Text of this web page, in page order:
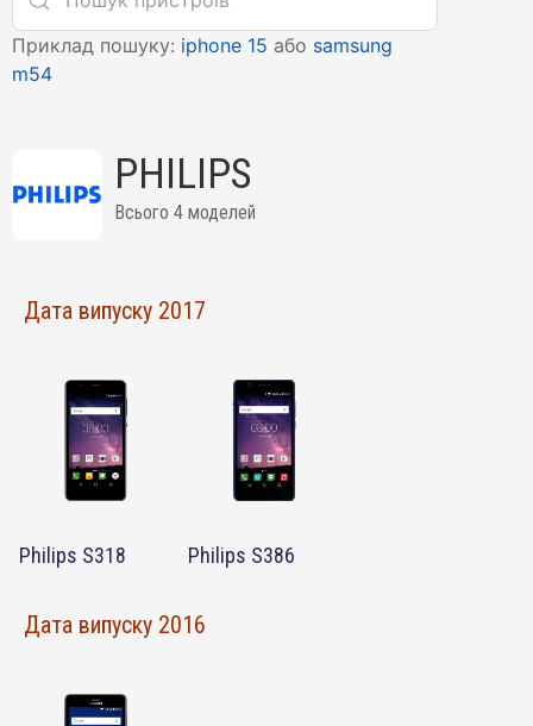
Приклад пошуку: iphone 15 або samsung
m54
PHILIPS
Всього 4 моделей
Дата випуску 2017
Philips S318 Philips S386
Дата випуску 2016